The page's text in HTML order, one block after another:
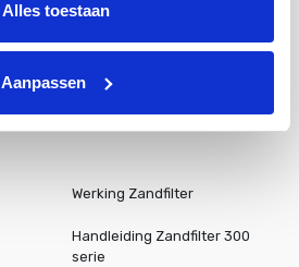
Alles toestaan
Aanpassen
Werking Zandfilter
Handleiding Zandfilter 300
serie